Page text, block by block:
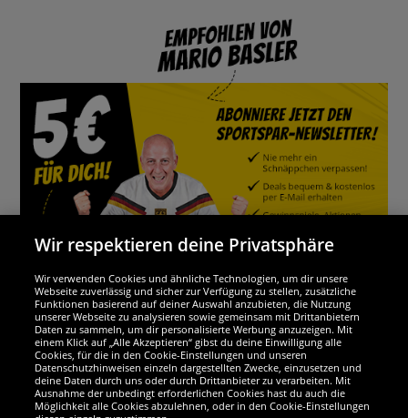
Wir sind ausgezeichnet
Wir respektieren deine Privatsphäre
Wir verwenden Cookies und ähnliche Technologien, um dir unsere
Webseite zuverlässig und sicher zur Verfügung zu stellen, zusätzliche
Funktionen basierend auf deiner Auswahl anzubieten, die Nutzung
unserer Webseite zu analysieren sowie gemeinsam mit Drittanbietern
Daten zu sammeln, um dir personalisierte Werbung anzuzeigen. Mit
einem Klick auf „Alle Akzeptieren“ gibst du deine Einwilligung alle
Cookies, für die in den Cookie-Einstellungen und unseren
Datenschutzhinweisen einzeln dargestellten Zwecke, einzusetzen und
deine Daten durch uns oder durch Drittanbieter zu verarbeiten. Mit
Ausnahme der unbedingt erforderlichen Cookies hast du auch die
Möglichkeit alle Cookies abzulehnen, oder in den Cookie-Einstellungen